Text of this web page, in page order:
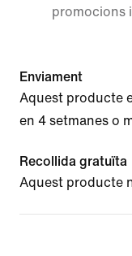
promocions
Enviament
Aquest producte
en 4 setmanes o
Recollida gratuïta
Aquest producte